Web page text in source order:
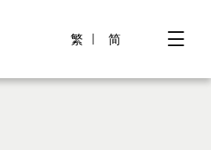
繁 简